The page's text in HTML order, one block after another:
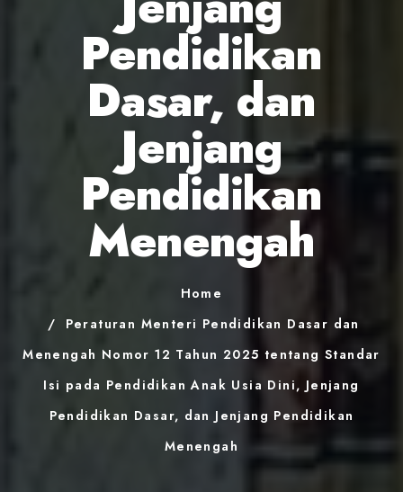
Pendidikan
Dasar, dan
Jenjang
Pendidikan
Menengah
Home
Peraturan Menteri Pendidikan Dasar dan
Menengah Nomor 12 Tahun 2025 tentang Standar
Isi pada Pendidikan Anak Usia Dini, Jenjang
Pendidikan Dasar, dan Jenjang Pendidikan
Menengah